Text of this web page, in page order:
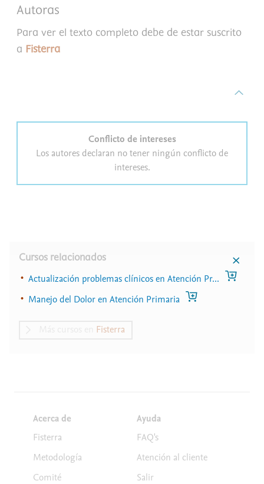
Autoras
Para ver el texto completo debe de estar suscrito
a Fisterra
Conflicto de intereses
Los autores declaran no tener ningún conflicto de
intereses.
Cursos relacionados
Actualización problemas clínicos en Atención Pr...
Manejo del Dolor en Atención Primaria
Fisterra
Acerca de
Fisterra
Metodología
Comité
Ayuda
FAQ's
Atención al cliente
Salir